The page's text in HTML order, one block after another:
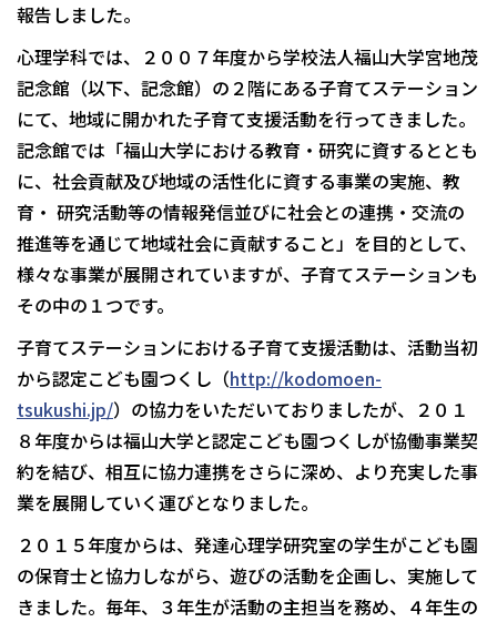
報告しました。
心理学科では、２００７年度から学校法人福山大学宮地茂
記念館（以下、記念館）の２階にある子育てステーション
にて、地域に開かれた子育て支援活動を行ってきました。
記念館では「福山大学における教育・研究に資するととも
に、社会貢献及び地域の活性化に資する事業の実施、教
育・ 研究活動等の情報発信並びに社会との連携・交流の
推進等を通じて地域社会に貢献すること」を目的として、
様々な事業が展開されていますが、子育てステーションも
その中の１つです。
子育てステーションにおける子育て支援活動は、活動当初
から認定こども園つくし（http://kodomoen-
tsukushi.jp/）の協力をいただいておりましたが、２０１
８年度からは福山大学と認定こども園つくしが協働事業契
約を結び、相互に協力連携をさらに深め、より充実した事
業を展開していく運びとなりました。
２０１５年度からは、発達心理学研究室の学生がこども園
の保育士と協力しながら、遊びの活動を企画し、実施して
きました。毎年、３年生が活動の主担当を務め、４年生の